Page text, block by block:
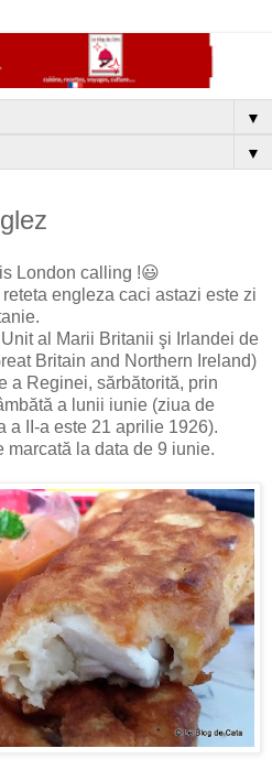
▼
▼
London calling !😃
engleza caci astazi este zi
al Marii Britanii şi Irlandei de
Britain and Northern Ireland)
a Reginei, sărbătorită, prin
a lunii iunie (ziua de
a II-a este 21 aprilie 1926).
marcată la data de 9 iunie.